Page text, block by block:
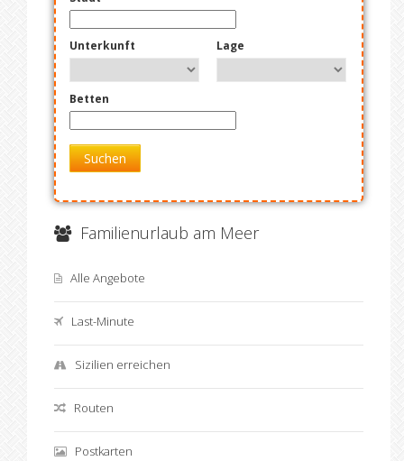
Unterkunft Lage
Betten
Suchen
Familienurlaub am Meer
Alle Angebote
Last-Minute
Sizilien erreichen
Routen
Postkarten